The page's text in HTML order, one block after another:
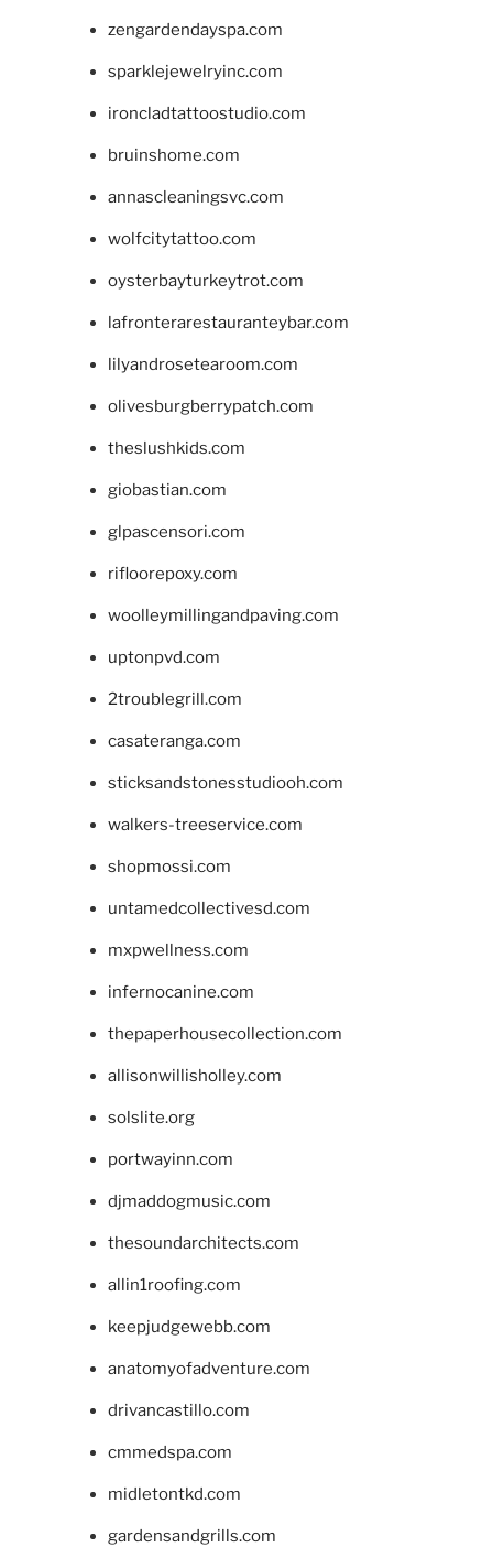
zengardendayspa.com
sparklejewelryinc.com
ironcladtattoostudio.com
bruinshome.com
annascleaningsvc.com
wolfcitytattoo.com
oysterbayturkeytrot.com
lafronterarestauranteybar.com
lilyandrosetearoom.com
olivesburgberrypatch.com
theslushkids.com
giobastian.com
glpascensori.com
rifloorepoxy.com
woolleymillingandpaving.com
uptonpvd.com
2troublegrill.com
casateranga.com
sticksandstonesstudiooh.com
walkers-treeservice.com
shopmossi.com
untamedcollectivesd.com
mxpwellness.com
infernocanine.com
thepaperhousecollection.com
allisonwillisholley.com
solslite.org
portwayinn.com
djmaddogmusic.com
thesoundarchitects.com
allin1roofing.com
keepjudgewebb.com
anatomyofadventure.com
drivancastillo.com
cmmedspa.com
midletontkd.com
gardensandgrills.com